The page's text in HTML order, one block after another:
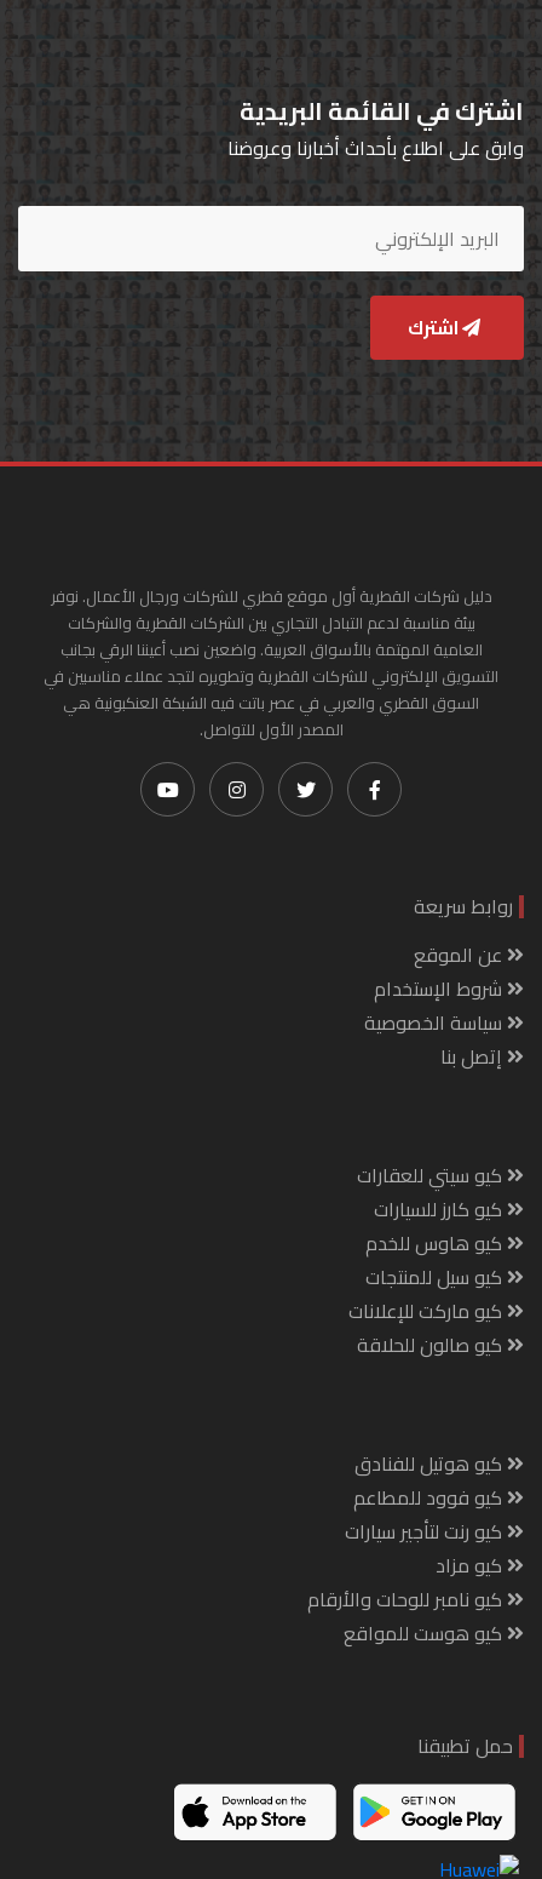
اشترك في القائمة البريدية
وابق على اطلاع بأحداث أخبارنا وعروضنا
اشترك
دليل شركات القطرية أول موقع قطري للشركات ورجال الأعمال. نوفر
بيئة مناسبة لدعم التبادل التجاري بين الشركات القطرية والشركات
العامية المهتمة بالأسواق العربية. واضعين نصب أعيننا الرقي بجانب
التسويق الإلكتروني للشركات القطرية وتطويره لتجد عملاء مناسبين في
السوق القطري والعربي في عصر باتت فيه الشبكة العنكبونية هي
المصدر الأول للتواصل.
روابط سريعة
عن الموقع
شروط الإستخدام
سياسة الخصوصية
إتصل بنا
كيو سيتي للعقارات
كيو كارز للسيارات
كيو هاوس للخدم
كيو سيل للمنتجات
كيو ماركت للإعلانات
كيو صالون للحلاقة
كيو هوتيل للفنادق
كيو فوود للمطاعم
كيو رنت لتأجير سيارات
كيو مزاد
كيو نامبر للوحات والأرقام
كيو هوست للمواقع
حمل تطبيقنا